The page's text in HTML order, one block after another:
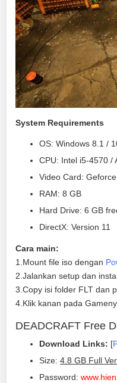
System Requirements
OS: Windows 8.1 /
CPU: Intel i5-4570 /
Video Card:
RAM: 8 GB
Hard Drive: 6 GB
DirectX: Version 11
Cara main:
1.Mount file iso dengan
2.Jalankan setup dan
3.Copy isi folder FLT dan
4.Klik kanan pada
DEADCRAFT Free
Download Links: [
Size:4.8 GB Full
Password: